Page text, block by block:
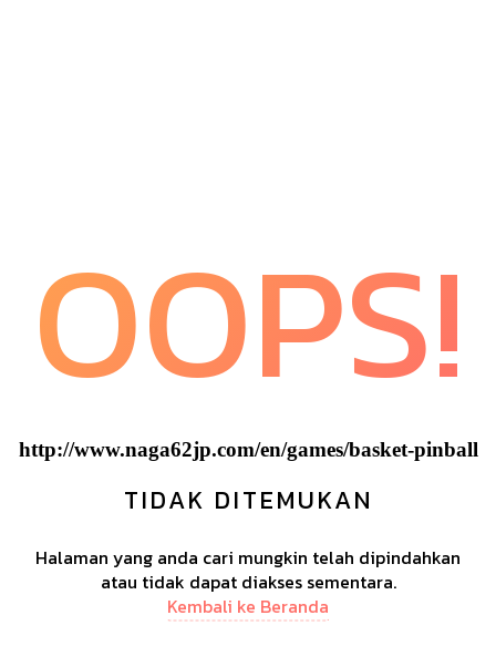
OOPS!
http://www.naga62jp.com/en/games/basket-pinball
TIDAK DITEMUKAN
Halaman yang anda cari mungkin telah dipindahkan
atau tidak dapat diakses sementara.
Kembali ke Beranda